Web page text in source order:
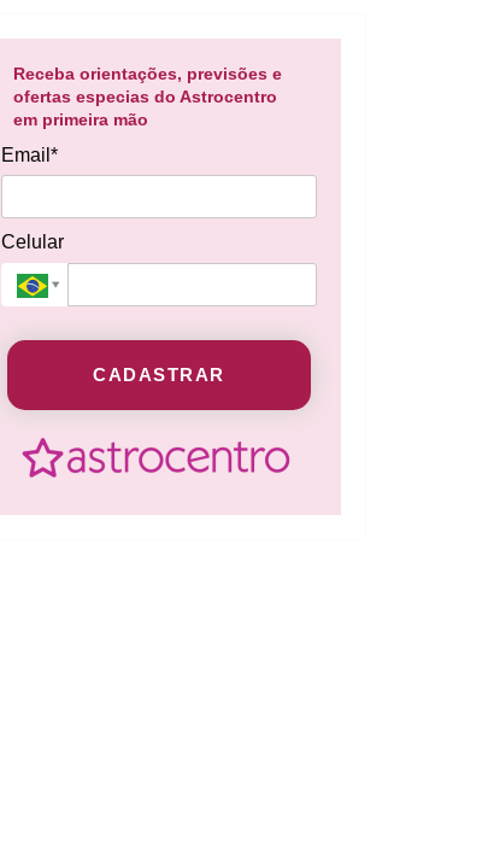
Receba orientações, previsões e
ofertas especias do Astrocentro
em primeira mão
Email*
Celular
CADASTRAR